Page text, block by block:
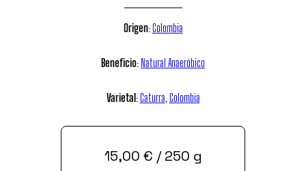
Origen:Colombia
Beneficio: Natural Anaeróbico
Varietal :Caturra, Colombia
15,00 € / 250 g